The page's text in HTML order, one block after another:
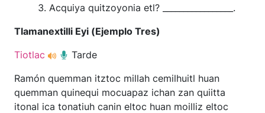
Acquiya quitzoyonia etl? _________________.
Tlamanextilli Eyi (Ejemplo Tres)
Tiotlac
Tarde
Ramón quemman itztoc millah cemilhuitl huan
quemman quinequi mocuapaz ichan zan quiitta
itonal ica tonatiuh canin eltoc huan moilliz eltoc